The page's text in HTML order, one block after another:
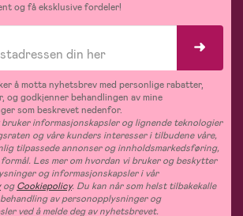
og få eksklusive fordeler!
å motta nyhetsbrev med personlige rabatter,
og godkjenner behandlingen av mine
som beskrevet nedenfor.
bruker informasjonskapsler og lignende teknologier
og våre kunders interesser i tilbudene våre,
tilpassede annonser og innholdsmarkedsføring,
Les mer om hvordan vi bruker og beskytter
og informasjonskapsler i vår
ogCookiepolicy. Du kan når som helst tilbakekalle
av personopplysninger og
ved å melde deg av nyhetsbrevet.